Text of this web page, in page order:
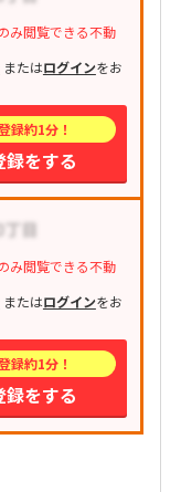
み閲覧できる不動
またはログインをお
録約1分！
をする
み閲覧できる不動
またはログインをお
録約1分！
をする